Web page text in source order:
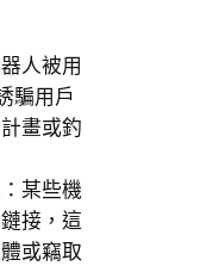
人被用
騙用戶
畫或釣
某些機
接，這
或竊取